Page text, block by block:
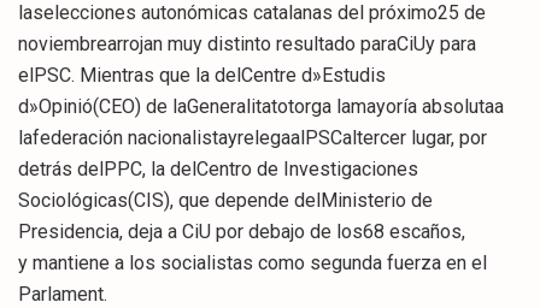
laselecciones autonómicas catalanas del próximo25 de
noviembrearrojan muy distinto resultado paraCiUy para
elPSC. Mientras que la delCentre d»Estudis
d»Opinió(CEO) de laGeneralitatotorga lamayoría absolutaa
lafederación nacionalistayrelegaalPSCaltercer lugar, por
detrás delPPC, la delCentro de Investigaciones
Sociológicas(CIS), que depende delMinisterio de
Presidencia, deja a CiU por debajo de los68 escaños,
y mantiene a los socialistas como segunda fuerza en el
Parlament.